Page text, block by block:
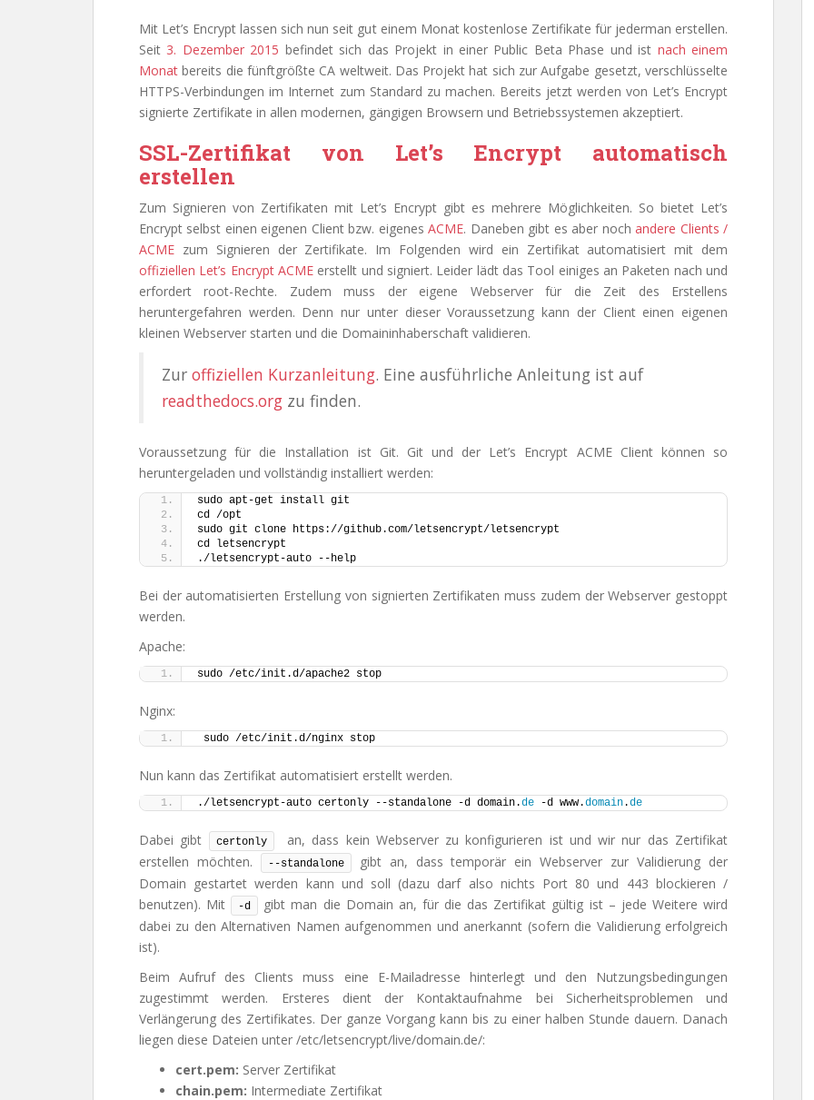
Mit Let’s Encrypt lassen sich nun seit gut einem Monat kostenlose Zertifikate für jederman erstellen.
Seit 3. Dezember 2015 befindet sich das Projekt in einer Public Beta Phase und ist nach einem
Monat bereits die fünftgrößte CA weltweit. Das Projekt hat sich zur Aufgabe gesetzt, verschlüsselte
HTTPS-Verbindungen im Internet zum Standard zu machen. Bereits jetzt werden von Let’s Encrypt
signierte Zertifikate in allen modernen, gängigen Browsern und Betriebssystemen akzeptiert.
SSL-Zertifikat von Let’s Encrypt automatisch
erstellen
Zum Signieren von Zertifikaten mit Let’s Encrypt gibt es mehrere Möglichkeiten. So bietet Let’s
Encrypt selbst einen eigenen Client bzw. eigenesACME. Daneben gibt es aber nochandere Clients /
ACME zum Signieren der Zertifikate. Im Folgenden wird ein Zertifikat automatisiert mit dem
offiziellen Let’s Encrypt ACME erstellt und signiert. Leider lädt das Tool einiges an Paketen nach und
erfordert root-Rechte. Zudem muss der eigene Webserver für die Zeit des Erstellens
heruntergefahren werden. Denn nur unter dieser Voraussetzung kann der Client einen eigenen
kleinen Webserver starten und die Domaininhaberschaft validieren.
Zur offiziellen Kurzanleitung. Eine ausführliche Anleitung ist auf
readthedocs.org zu finden.
Voraussetzung für die Installation ist Git. Git und der Let’s Encrypt ACME Client können so
heruntergeladen und vollständig installiert werden:
sudo apt-get install git
cd /opt
sudo git clone https://github.com/letsencrypt/letsencrypt
cd letsencrypt
./letsencrypt-auto --help
Bei der automatisierten Erstellung von signierten Zertifikaten muss zudem der Webserver gestoppt
werden.
Apache:
sudo /etc/init.d/apache2 stop
Nginx:
sudo /etc/init.d/nginx stop
Nun kann das Zertifikat automatisiert erstellt werden.
./letsencrypt-auto certonly --standalone -d domain.de -d www.domain.de
Dabei gibt certonly
an, dass kein Webserver zu konfigurieren ist und wir nur das Zertifikat
erstellen möchten.
--standalone
gibt an, dass temporär ein Webserver zur Validierung der
Domain gestartet werden kann und soll (dazu darf also nichts Port 80 und 443 blockieren /
benutzen). Mit
-d
gibt man die Domain an, für die das Zertifikat gültig ist – jede Weitere wird
dabei zu den Alternativen Namen aufgenommen und anerkannt (sofern die Validierung erfolgreich
ist).
Beim Aufruf des Clients muss eine E-Mailadresse hinterlegt und den Nutzungsbedingungen
zugestimmt werden. Ersteres dient der Kontaktaufnahme bei Sicherheitsproblemen und
Verlängerung des Zertifikates. Der ganze Vorgang kann bis zu einer halben Stunde dauern. Danach
liegen diese Dateien unter /etc/letsencrypt/live/domain.de/:
cert.pem: Server Zertifikat
chain.pem: Intermediate Zertifikat